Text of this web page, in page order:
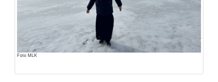
Foto MLK